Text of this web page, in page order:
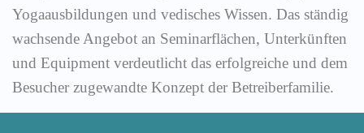
Yogaausbildungen und vedisches Wissen. Das ständig
wachsende Angebot an Seminarflächen, Unterkünften
und Equipment verdeutlicht das erfolgreiche und dem
Besucher zugewandte Konzept der Betreiberfamilie.